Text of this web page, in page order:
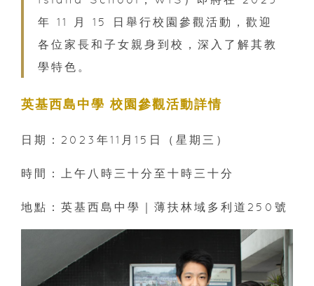
年 11 月 15 日舉行校園參觀活動，歡迎
各位家長和子女親身到校，深入了解其教
學特色。
英基西島中學 校園參觀活動詳情
日期：2023年11月15日（星期三）
時間：上午八時三十分至十時三十分
地點：英基西島中學｜薄扶林域多利道250號